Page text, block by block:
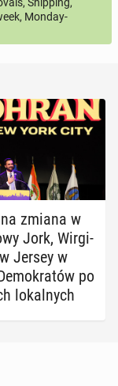
Shipping,
Monday-
zmiana w
Jork, Wir­gi­
Jersey w
po
lo­kal­nych